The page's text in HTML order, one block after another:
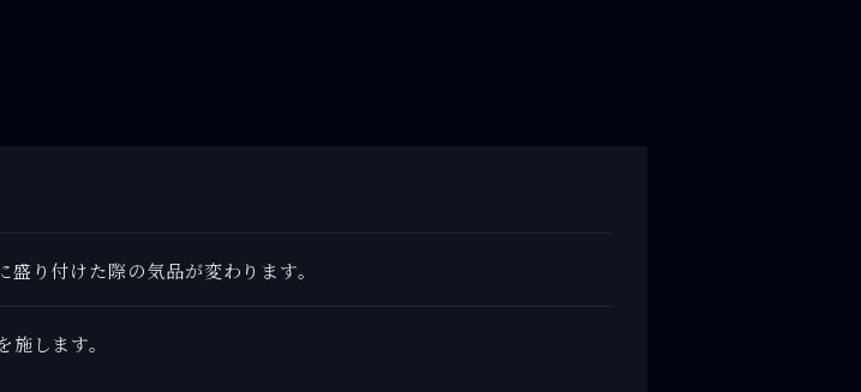
り付けた際の気品が変わります。
します。